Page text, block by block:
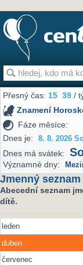
Přesný čas:15 39 /
Znamení
Fáze měsíce:
Dnes je:
8. 8. 2026
Dnes má svátek:
Významné dny:
Jmenný
Abecední seznam
dítě.
leden
duben
červenec